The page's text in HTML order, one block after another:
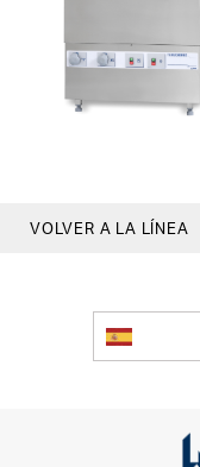
VOLVER A LA LÍNEA